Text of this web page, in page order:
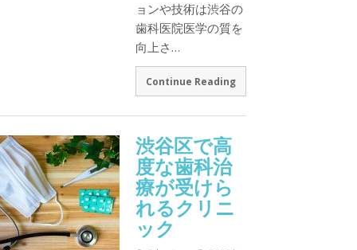
ョンや技術は渋谷の
歯科医院医学の質を
向上さ…
Continue Reading
渋谷区で高
度な歯科治
療が受けら
れるクリニ
ック